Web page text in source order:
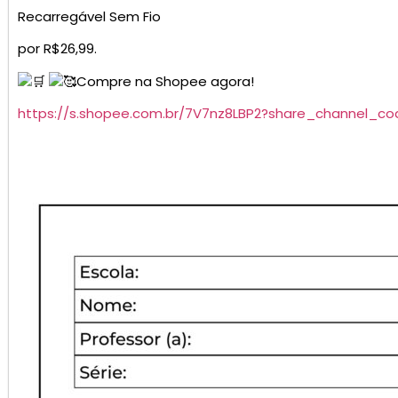
Recarregável Sem Fio
por R$26,99.
Compre na Shopee agora!
https://s.shopee.com.br/